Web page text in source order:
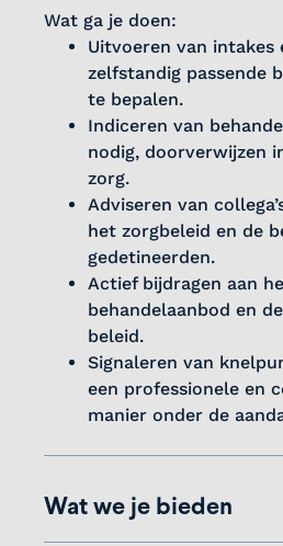
Wat ga je doen:
Uitvoeren van intakes
zelfstandig passende
te bepalen.
Indiceren van
nodig, doorverwijzen
zorg.
Adviseren van
het zorgbeleid en de
gedetineerden.
Actief bijdragen aan
behandelaanbod en
beleid.
Signaleren van
een professionele en
manier onder de
Wat we je bieden